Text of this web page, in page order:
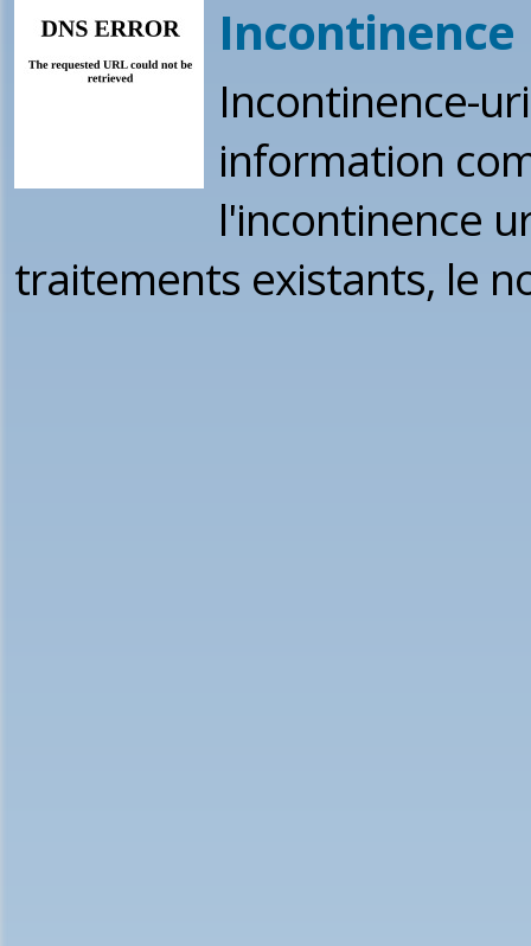
Incontinence
Incontinence-
information
l'incontinence
traitements existants, le